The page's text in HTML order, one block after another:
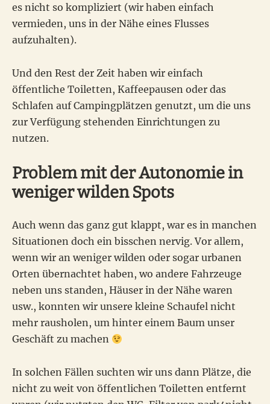
es nicht so kompliziert (wir haben einfach
vermieden, uns in der Nähe eines Flusses
aufzuhalten).
Und den Rest der Zeit haben wir einfach
öffentliche Toiletten, Kaffeepausen oder das
Schlafen auf Campingplätzen genutzt, um die uns
zur Verfügung stehenden Einrichtungen zu
nutzen.
Problem mit der Autonomie in
weniger wilden Spots
Auch wenn das ganz gut klappt, war es in manchen
Situationen doch ein bisschen nervig. Vor allem,
wenn wir an weniger wilden oder sogar urbanen
Orten übernachtet haben, wo andere Fahrzeuge
neben uns standen, Häuser in der Nähe waren
usw., konnten wir unsere kleine Schaufel nicht
mehr rausholen, um hinter einem Baum unser
Geschäft zu machen
In solchen Fällen suchten wir uns dann Plätze, die
nicht zu weit von öffentlichen Toiletten entfernt